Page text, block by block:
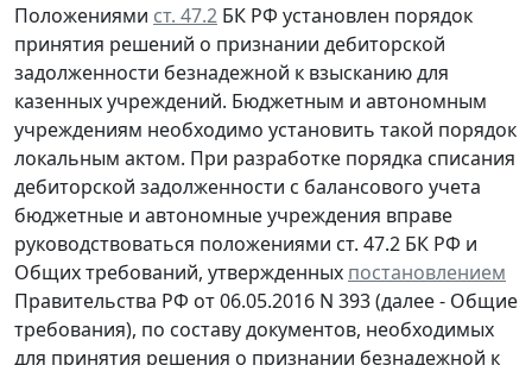
Положениями ст. 47.2 БК РФ установлен порядок
принятия решений о признании дебиторской
задолженности безнадежной к взысканию для
казенных учреждений. Бюджетным и автономным
учреждениям необходимо установить такой порядок
локальным актом. При разработке порядка списания
дебиторской задолженности с балансового учета
бюджетные и автономные учреждения вправе
руководствоваться положениями cт. 47.2 БК РФ и
Общих требований, утвержденных постановлением
Правительства РФ от 06.05.2016 N 393 (далее - Общие
требования), по составу документов, необходимых
для принятия решения о признании безнадежной к